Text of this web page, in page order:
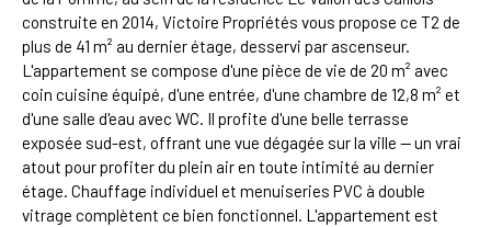
construite en 2014, Victoire Propriétés vous propose ce T2 de
plus de 41 m² au dernier étage, desservi par ascenseur.
L'appartement se compose d'une pièce de vie de 20 m² avec
coin cuisine équipé, d'une entrée, d'une chambre de 12,8 m² et
d'une salle d'eau avec WC. Il profite d'une belle terrasse
exposée sud-est, offrant une vue dégagée sur la ville — un vrai
atout pour profiter du plein air en toute intimité au dernier
étage. Chauffage individuel et menuiseries PVC à double
vitrage complètent ce bien fonctionnel. L'appartement est